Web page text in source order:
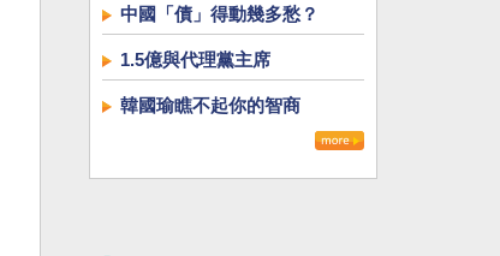
中國「債」得動幾多愁？
1.5億與代理黨主席
韓國瑜瞧不起你的智商